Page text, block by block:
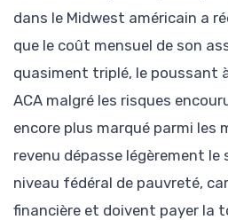
dans le Midwest américain a
que le coût mensuel de son
quasiment triplé, le poussant
ACA malgré les risques
encore plus marqué parmi les
revenu dépasse légèrement le
niveau fédéral de pauvreté,
financière et doivent payer la